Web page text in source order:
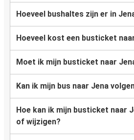
Hoeveel bushaltes zijn er in
Hoeveel kost een busticket
Moet ik mijn busticket naar
Kan ik mijn bus naar Jena
Hoe kan ik mijn busticket naar
of wijzigen?